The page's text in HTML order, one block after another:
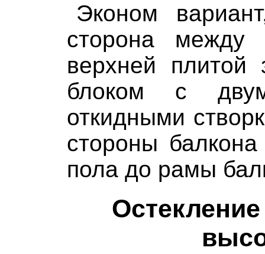
Эконом
сторона между
верхней плитой
блоком с
откидными
стороны
пола до рамы